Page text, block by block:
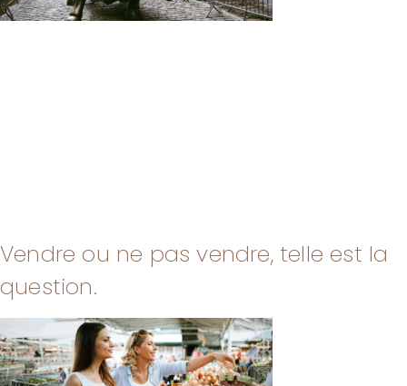
Vendre ou ne pas vendre, telle est la
question.